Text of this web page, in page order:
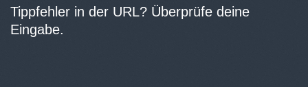
Tippfehler in der URL? Überprüfe deine
Eingabe.